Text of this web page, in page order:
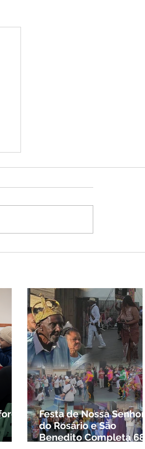
Festa de Nossa Senhora
do Rosário e São
Benedito Completa 68